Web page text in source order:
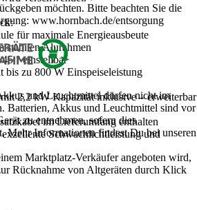
möchten. Bitte beachten Sie die
www.hornbach.de/entsorgung
für maximale Energieausbeute
stabilen Alurahmen
° einstellbar
zu 800 W Einspeiseleistung
2,2 kW Kapazität inklusive – erweiterbar
im Lieferumfang enthalten
Schwachlichtleistung und
und Leuchtmittel dürfen nicht im
Batterien, Akkus und Leuchtmittel sind vor
zu entnehmen, sofern dies
Mehr Informationen findest Du bei unseren
Marktplatz-Verkäufer angeboten wird,
Rücknahme von Altgeräten durch Klick